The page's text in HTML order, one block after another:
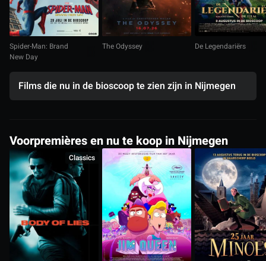
Spider-Man: Brand
New Day
The Odyssey De Legendariërs
Films die nu in de bioscoop te zien zijn in Nijmegen
Voorpremières en nu te koop in Nijmegen
Classics